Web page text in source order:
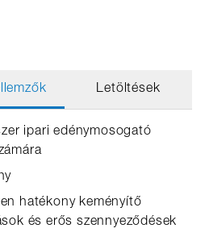
Letöltések
ipari edénymosogató
hatékony keményítő
és erős szennyeződések